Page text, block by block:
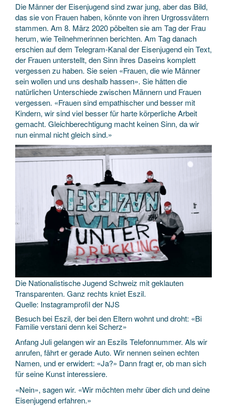
Die Männer der Eisenjugend sind zwar jung, aber das Bild,
das sie von Frauen haben, könnte von ihren Urgrossvätern
stammen. Am 8. März 2020 pöbelten sie am Tag der Frau
herum, wie Teilnehmerinnen berichten. Am Tag danach
erschien auf dem Telegram-Kanal der Eisenjugend ein Text,
der Frauen unterstellt, den Sinn ihres Daseins komplett
vergessen zu haben. Sie seien «Frauen, die wie Männer
sein wollen und uns deshalb hassen». Sie hätten die
natürlichen Unterschiede zwischen Männern und Frauen
vergessen. «Frauen sind empathischer und besser mit
Kindern, wir sind viel besser für harte körperliche Arbeit
gemacht. Gleichberechtigung macht keinen Sinn, da wir
nun einmal nicht gleich sind.»
Die Nationalistische Jugend Schweiz mit geklauten
Transparenten. Ganz rechts kniet Eszil.
Quelle: Instagramprofil der NJS
Besuch bei Eszil, der bei den Eltern wohnt und droht: «Bi
Familie verstani denn kei Scherz»
Anfang Juli gelangen wir an Eszils Telefonnummer. Als wir
anrufen, fährt er gerade Auto. Wir nennen seinen echten
Namen, und er erwidert: «Ja?» Dann fragt er, ob man sich
für seine Kunst interessiere.
«Nein», sagen wir. «Wir möchten mehr über dich und deine
Eisenjugend erfahren.»